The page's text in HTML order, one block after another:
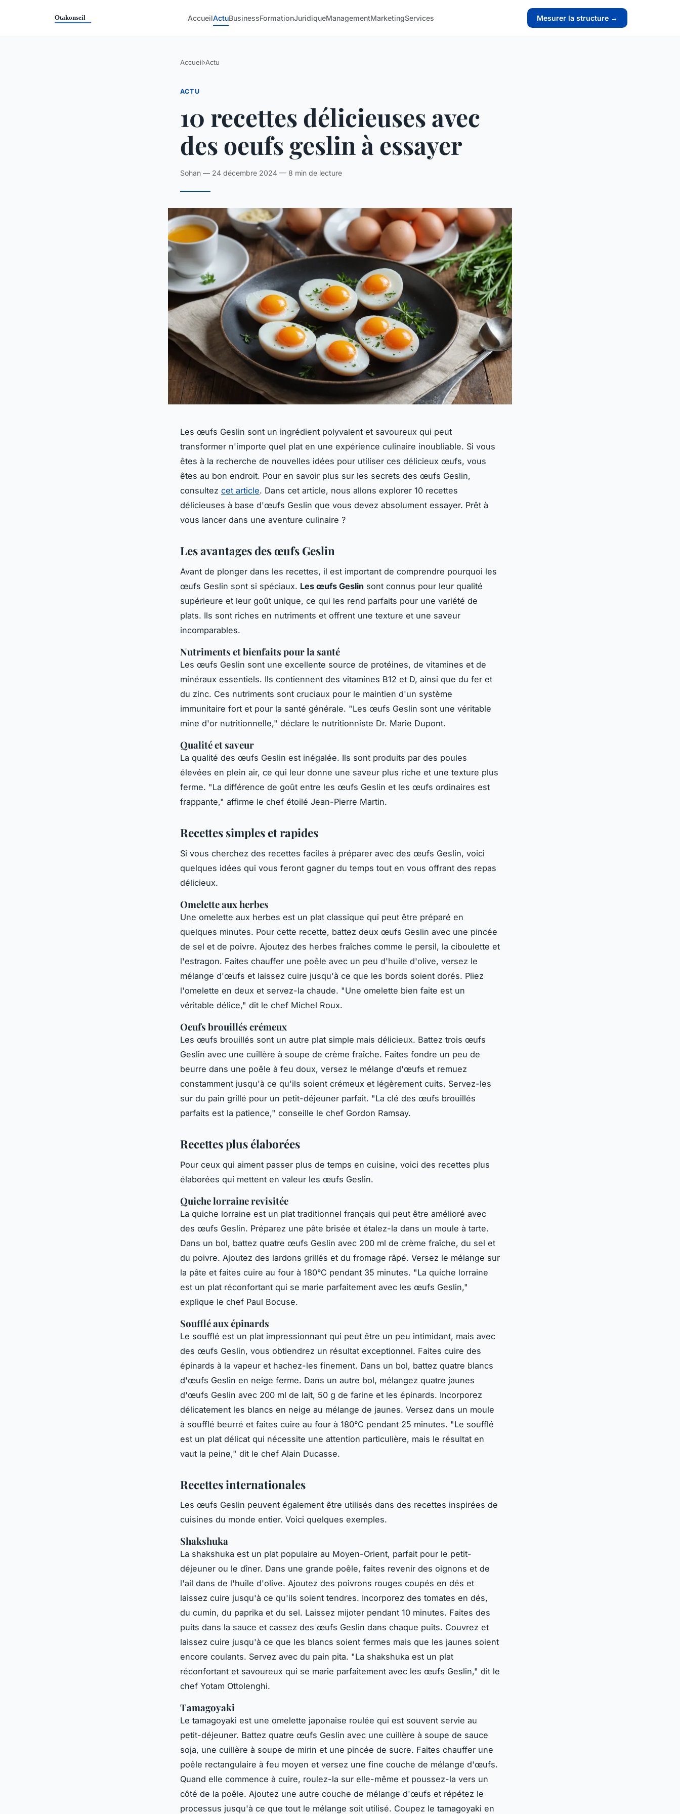
AccueilActuBusinessFormationJuridiqueManagementMarketingServices Mesurer la structure →
Accueil›Actu
ACTU
10 recettes délicieuses avec
des oeufs geslin à essayer
Sohan — 24 décembre 2024 — 8 min de lecture
Les œufs Geslin sont un ingrédient polyvalent et savoureux qui peut
transformer n'importe quel plat en une expérience culinaire inoubliable. Si vous
êtes à la recherche de nouvelles idées pour utiliser ces délicieux œufs, vous
êtes au bon endroit. Pour en savoir plus sur les secrets des œufs Geslin,
consultez cet article. Dans cet article, nous allons explorer 10 recettes
délicieuses à base d'œufs Geslin que vous devez absolument essayer. Prêt à
vous lancer dans une aventure culinaire ?
Les avantages des œufs Geslin
Avant de plonger dans les recettes, il est important de comprendre pourquoi les
œufs Geslin sont si spéciaux. Les œufs Geslin sont connus pour leur qualité
supérieure et leur goût unique, ce qui les rend parfaits pour une variété de
plats. Ils sont riches en nutriments et offrent une texture et une saveur
incomparables.
Nutriments et bienfaits pour la santé
Les œufs Geslin sont une excellente source de protéines, de vitamines et de
minéraux essentiels. Ils contiennent des vitamines B12 et D, ainsi que du fer et
du zinc. Ces nutriments sont cruciaux pour le maintien d'un système
immunitaire fort et pour la santé générale. "Les œufs Geslin sont une véritable
mine d'or nutritionnelle," déclare le nutritionniste Dr. Marie Dupont.
Qualité et saveur
La qualité des œufs Geslin est inégalée. Ils sont produits par des poules
élevées en plein air, ce qui leur donne une saveur plus riche et une texture plus
ferme. "La différence de goût entre les œufs Geslin et les œufs ordinaires est
frappante," affirme le chef étoilé Jean-Pierre Martin.
Recettes simples et rapides
Si vous cherchez des recettes faciles à préparer avec des œufs Geslin, voici
quelques idées qui vous feront gagner du temps tout en vous offrant des repas
délicieux.
Omelette aux herbes
Une omelette aux herbes est un plat classique qui peut être préparé en
quelques minutes. Pour cette recette, battez deux œufs Geslin avec une pincée
de sel et de poivre. Ajoutez des herbes fraîches comme le persil, la ciboulette et
l'estragon. Faites chauffer une poêle avec un peu d'huile d'olive, versez le
mélange d'œufs et laissez cuire jusqu'à ce que les bords soient dorés. Pliez
l'omelette en deux et servez-la chaude. "Une omelette bien faite est un
véritable délice," dit le chef Michel Roux.
Oeufs brouillés crémeux
Les œufs brouillés sont un autre plat simple mais délicieux. Battez trois œufs
Geslin avec une cuillère à soupe de crème fraîche. Faites fondre un peu de
beurre dans une poêle à feu doux, versez le mélange d'œufs et remuez
constamment jusqu'à ce qu'ils soient crémeux et légèrement cuits. Servez-les
sur du pain grillé pour un petit-déjeuner parfait. "La clé des œufs brouillés
parfaits est la patience," conseille le chef Gordon Ramsay.
Recettes plus élaborées
Pour ceux qui aiment passer plus de temps en cuisine, voici des recettes plus
élaborées qui mettent en valeur les œufs Geslin.
Quiche lorraine revisitée
La quiche lorraine est un plat traditionnel français qui peut être amélioré avec
des œufs Geslin. Préparez une pâte brisée et étalez-la dans un moule à tarte.
Dans un bol, battez quatre œufs Geslin avec 200 ml de crème fraîche, du sel et
du poivre. Ajoutez des lardons grillés et du fromage râpé. Versez le mélange sur
la pâte et faites cuire au four à 180°C pendant 35 minutes. "La quiche lorraine
est un plat réconfortant qui se marie parfaitement avec les œufs Geslin,"
explique le chef Paul Bocuse.
Soufflé aux épinards
Le soufflé est un plat impressionnant qui peut être un peu intimidant, mais avec
des œufs Geslin, vous obtiendrez un résultat exceptionnel. Faites cuire des
épinards à la vapeur et hachez-les finement. Dans un bol, battez quatre blancs
d'œufs Geslin en neige ferme. Dans un autre bol, mélangez quatre jaunes
d'œufs Geslin avec 200 ml de lait, 50 g de farine et les épinards. Incorporez
délicatement les blancs en neige au mélange de jaunes. Versez dans un moule
à soufflé beurré et faites cuire au four à 180°C pendant 25 minutes. "Le soufflé
est un plat délicat qui nécessite une attention particulière, mais le résultat en
vaut la peine," dit le chef Alain Ducasse.
Recettes internationales
Les œufs Geslin peuvent également être utilisés dans des recettes inspirées de
cuisines du monde entier. Voici quelques exemples.
Shakshuka
La shakshuka est un plat populaire au Moyen-Orient, parfait pour le petit-
déjeuner ou le dîner. Dans une grande poêle, faites revenir des oignons et de
l'ail dans de l'huile d'olive. Ajoutez des poivrons rouges coupés en dés et
laissez cuire jusqu'à ce qu'ils soient tendres. Incorporez des tomates en dés,
du cumin, du paprika et du sel. Laissez mijoter pendant 10 minutes. Faites des
puits dans la sauce et cassez des œufs Geslin dans chaque puits. Couvrez et
laissez cuire jusqu'à ce que les blancs soient fermes mais que les jaunes soient
encore coulants. Servez avec du pain pita. "La shakshuka est un plat
réconfortant et savoureux qui se marie parfaitement avec les œufs Geslin," dit le
chef Yotam Ottolenghi.
Tamagoyaki
Le tamagoyaki est une omelette japonaise roulée qui est souvent servie au
petit-déjeuner. Battez quatre œufs Geslin avec une cuillère à soupe de sauce
soja, une cuillère à soupe de mirin et une pincée de sucre. Faites chauffer une
poêle rectangulaire à feu moyen et versez une fine couche de mélange d'œufs.
Quand elle commence à cuire, roulez-la sur elle-même et poussez-la vers un
côté de la poêle. Ajoutez une autre couche de mélange d'œufs et répétez le
processus jusqu'à ce que tout le mélange soit utilisé. Coupez le tamagoyaki en